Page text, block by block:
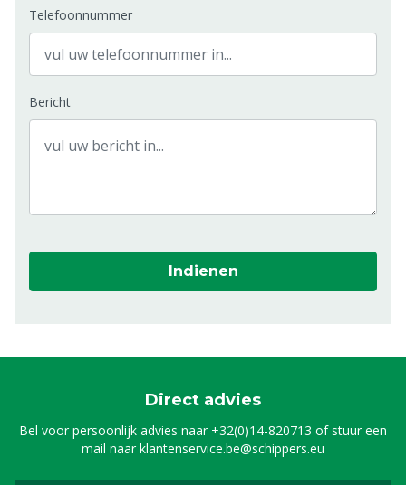
Telefoonnummer
Bericht
Indienen
Direct advies
Bel voor persoonlijk advies naar +32(0)14-820713 of stuur een
mail naarklantenservice.be@schippers.eu